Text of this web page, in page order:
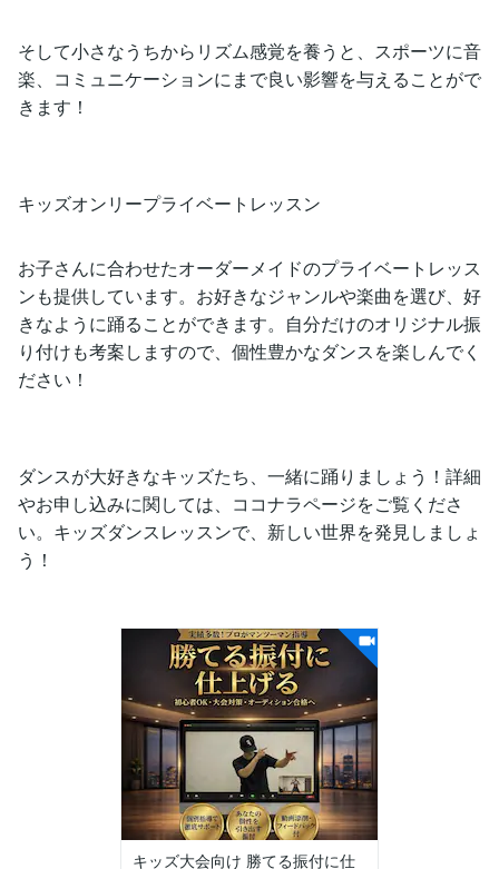
そして小さなうちからリズム感覚を養うと、スポーツに音
楽、コミュニケーションにまで良い影響を与えることがで
きます！
キッズオンリープライベートレッスン
お子さんに合わせたオーダーメイドのプライベートレッス
ンも提供しています。お好きなジャンルや楽曲を選び、好
きなように踊ることができます。自分だけのオリジナル振
り付けも考案しますので、個性豊かなダンスを楽しんでく
ださい！
ダンスが大好きなキッズたち、一緒に踊りましょう！詳細
やお申し込みに関しては、ココナラページをご覧くださ
い。キッズダンスレッスンで、新しい世界を発見しましょ
う！
キッズ大会向け 勝てる振付に仕